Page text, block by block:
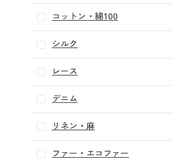
コットン・綿100
シルク
レース
デニム
リネン・麻
ファー・エコファー